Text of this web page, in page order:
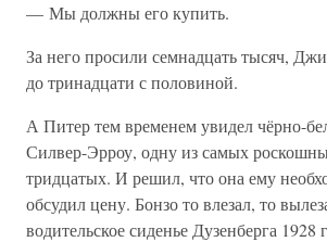
— Мы должны его купить.
За него просили семнадцать тысяч,
до тринадцати с половиной.
А Питер тем временем увидел чёрно-
Силвер-Эрроу, одну из самых
тридцатых. И решил, что она ему
обсудил цену. Бонзо то влезал, то
водительское сиденье Дузенберга 1928